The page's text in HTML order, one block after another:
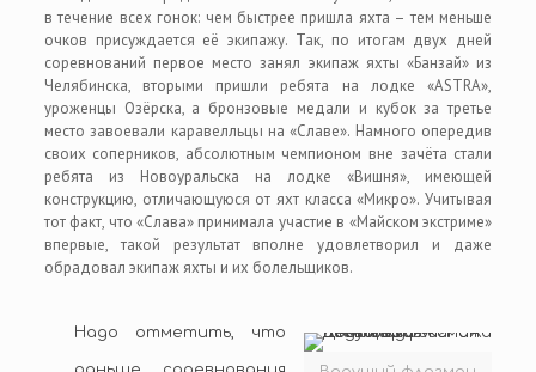
в течение всех гонок: чем быстрее пришла яхта – тем меньше
очков присуждается её экипажу. Так, по итогам двух дней
соревнований первое место занял экипаж яхты «Банзай» из
Челябинска, вторыми пришли ребята на лодке «ASTRA»,
уроженцы Озёрска, а бронзовые медали и кубок за третье
место завоевали каравелльцы на «Славе». Намного опередив
своих соперников, абсолютным чемпионом вне зачёта стали
ребята из Новоуральска на лодке «Вишня», имеющей
конструкцию, отличающуюся от яхт класса «Микро». Учитывая
тот факт, что «Слава» принимала участие в «Майском экстриме»
впервые, такой результат вполне удовлетворил и даже
обрадовал экипаж яхты и их болельщиков.
Надо отметить, что